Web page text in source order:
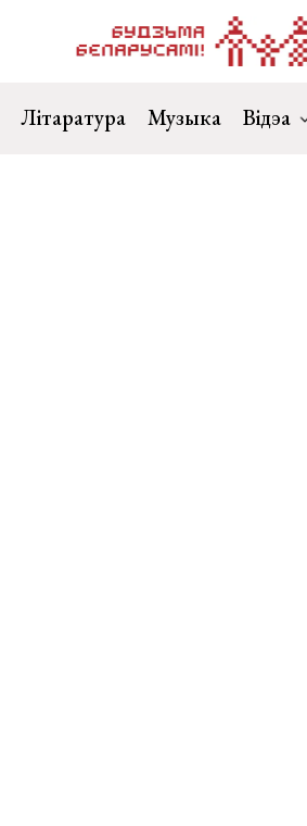
Літаратура Музыка Відэа